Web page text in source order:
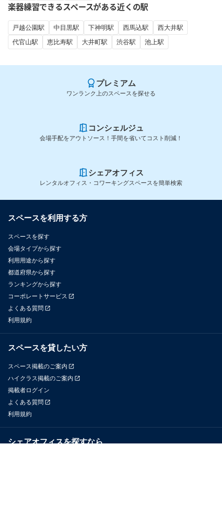
楽器練習できるスペースがある近くの駅
戸越公園駅 中目黒駅 下神明駅 西馬込駅
西大井駅
代官山駅
恵比寿駅 大井町駅 渋谷駅 池上駅
プレミアム
ワンランク上のスペースを探せる
コンシェルジュ
会場手配をアウトソース！手間を省いてコスト削減！
シェアオフィス
レンタルオフィス・コワーキングスペースを簡単検索
スペースを利用する方
スペースを探す
会場タイプから探す
利用用途から探す
都道府県から探す
ランキングから探す
コーポレートサービス
よくある質問
利用規約
スペースを貸したい方
スペース掲載のご案内
ハイクラス掲載のご案内
掲載者ログイン
よくある質問
利用規約
シェアオフィスを探すなら